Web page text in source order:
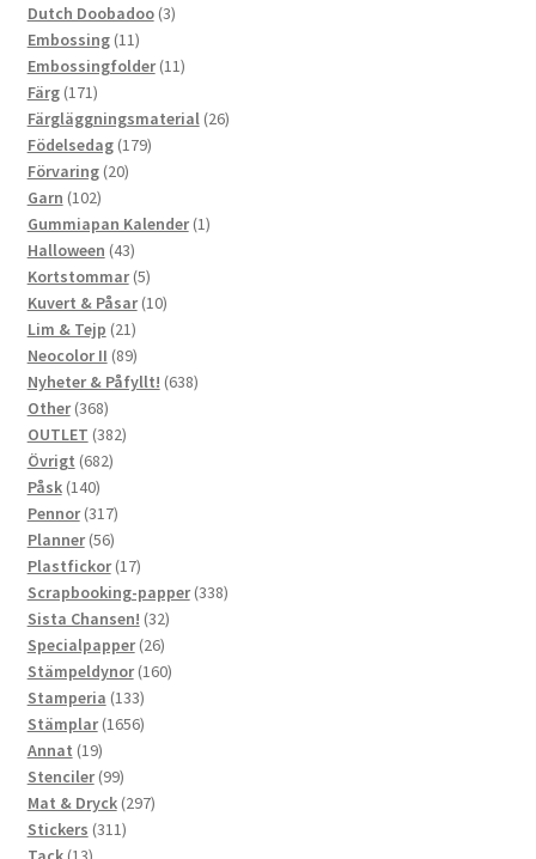
Dutch Doobadoo 33
Embossing 1111
produkter
Embossingfolder 1111
Färg 171171
produkter
Färgläggningsmaterial 2626
Födelsedag 179179
Förvaring 2020
Garn 102102
produkter
Gummiapan Kalender 11
Halloween 4343
produkter
Kortstommar 55
produkter
Kuvert & Påsar 1010
Lim & Tejp 2121
produkter
Neocolor II 8989
produkter
Nyheter & Påfyllt! 638638
Other 368368
produkter
OUTLET 382382
Övrigt 682682
Påsk 140140
produkter
Pennor 317317
produkter
Planner 5656
produkter
Plastfickor 1717
produkter
Scrapbooking-papper 338338
Sista Chansen! 3232
produkter
Specialpapper 2626
produkter
Stämpeldynor 160160
Stamperia 133133
produkter
Stämplar 16561656
Annat 1919
produkter
Stenciler 9999
produkter
Mat & Dryck 297297
Stickers 311311